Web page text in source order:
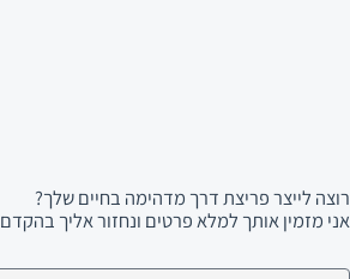
רוצה לייצר פריצת דרך מדהימה בחיים שלך?
אני מזמין אותך למלא פרטים ונחזור אליך בהקדם